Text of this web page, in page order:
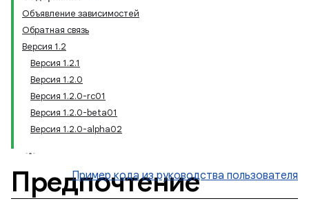
Объявление зависимостей
Обратная связь
Версия 1.2
Версия 1.2.1
Версия 1.2.0
Версия 1.2.0-rc01
Версия 1.2.0-beta01
Версия 1.2.0-alpha02
Предпочтение
Пример кода из руководства пользователя